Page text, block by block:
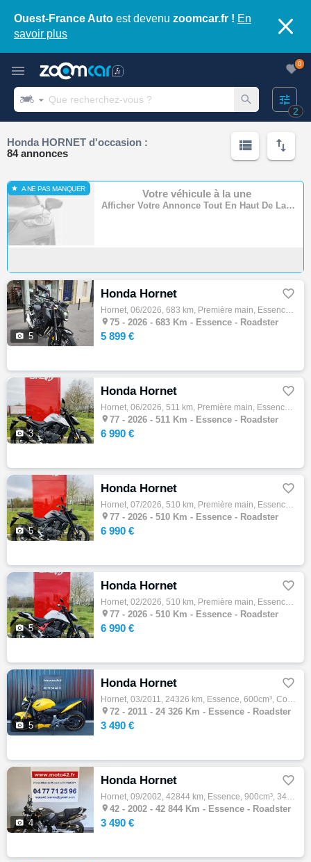
Ouest-France Auto est devenu zoomcar.fr ! En
savoir plus
2
0
Honda HORNET d'occasion :
84 annonces
A NE PAS MANQUER Votre véhicule à la une
Afficher Votre Annonce Tout En Haut De La Page
 5
Honda Hornet 
Hornet, 06/2026, 683 km, Première main, Essence, 500cm³, Couleur noir, 5899 € Equipements : ABS,Assurance sur place,Démarches administrativ…
 75 - 2026 - 683 Km - Essence - Roadster
5 899 €
 3
Honda Hornet 
Hornet, 06/2026, 511 km, Première main, Essence, 750cm³, Couleur gris, 6990 € Equipements : *1er main *véhicule direction *faire fin de rod…
 77 - 2026 - 511 Km - Essence - Roadster
6 990 €
 5
Honda Hornet 
Hornet, 07/2026, 510 km, Première main, Essence, 750cm³, Couleur noir, 6990 € Equipements : *1er main *véhicule direction *faire fin de rod…
 77 - 2026 - 510 Km - Essence - Roadster
6 990 €
 5
Honda Hornet 
Hornet, 02/2026, 510 km, Première main, Essence, 750cm³, Couleur blanc, 6990 € Equipements : *1er main *véhicule direction *faire fin de ro…
 77 - 2026 - 510 Km - Essence - Roadster
6 990 €
 5
Honda Hornet 
Hornet, 03/2011, 24326 km, Essence, 600cm³, Couleur jaune, 3490 € Equipements : Honda CB 600 F Hornet jaune mise en circulation le 26/03/20…
 72 - 2011 - 24 326 Km - Essence - Roadster
3 490 €
 4
Honda Hornet 
Hornet, 09/2002, 42844 km, Essence, 900cm³, 3490 € Equipements : En vente chez MOTO 42 votre concession moto d'occasion à Roanne dans la Lo…
 42 - 2002 - 42 844 Km - Essence - Roadster
3 490 €